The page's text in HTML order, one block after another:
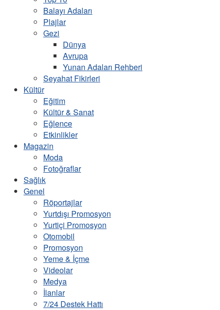
Balayı Adaları
Plajlar
Gezi
Dünya
Avrupa
Yunan Adaları Rehberi
Seyahat Fikirleri
Kültür
Eğitim
Kültür & Sanat
Eğlence
Etkinlikler
Magazin
Moda
Fotoğraflar
Sağlık
Genel
Röportajlar
Yurtdışı Promosyon
Yurtiçi Promosyon
Otomobil
Promosyon
Yeme & İçme
Videolar
Medya
İlanlar
7/24 Destek Hattı